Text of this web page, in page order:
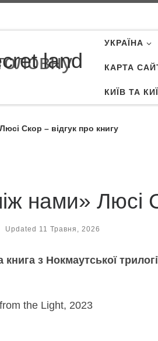
land
УКРАЇНА
КАРТА
КИЇВ ТА
Скор – відгук про книгу
нами» Люсі
Updated 11 Травня, 2026
з Нокмаутської
the Light, 2023